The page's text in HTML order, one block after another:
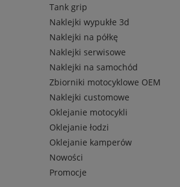
Tank grip
Naklejki wypukłe 3d
Naklejki na półkę
Naklejki serwisowe
Naklejki na samochód
Zbiorniki motocyklowe OEM
Naklejki customowe
Oklejanie motocykli
Oklejanie łodzi
Oklejanie kamperów
Nowości
Promocje